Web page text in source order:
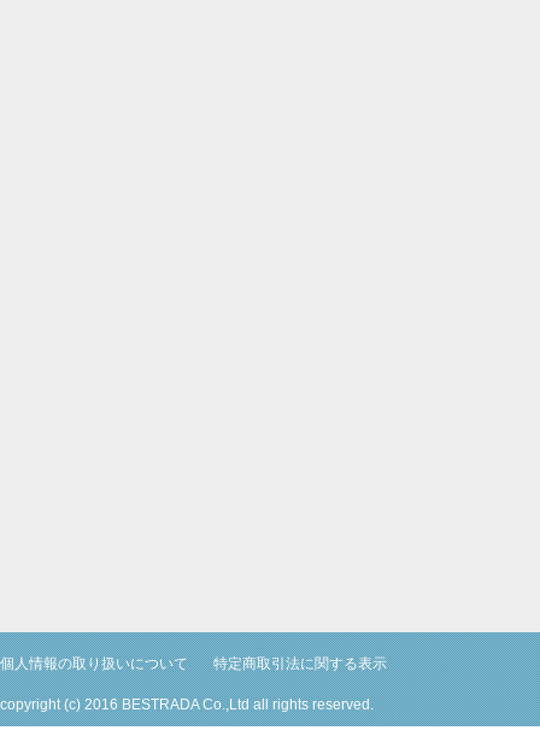
個人情報の取り扱いについて 特定商取引法に関する表示
copyright (c) 2016 BESTRADA Co.,Ltd all rights reserved.